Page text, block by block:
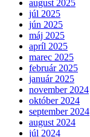
august 2025
júl 2025
jún 2025
máj 2025
apríl 2025
marec 2025
február 2025
január 2025
november 2024
október 2024
september 2024
august 2024
júl 2024